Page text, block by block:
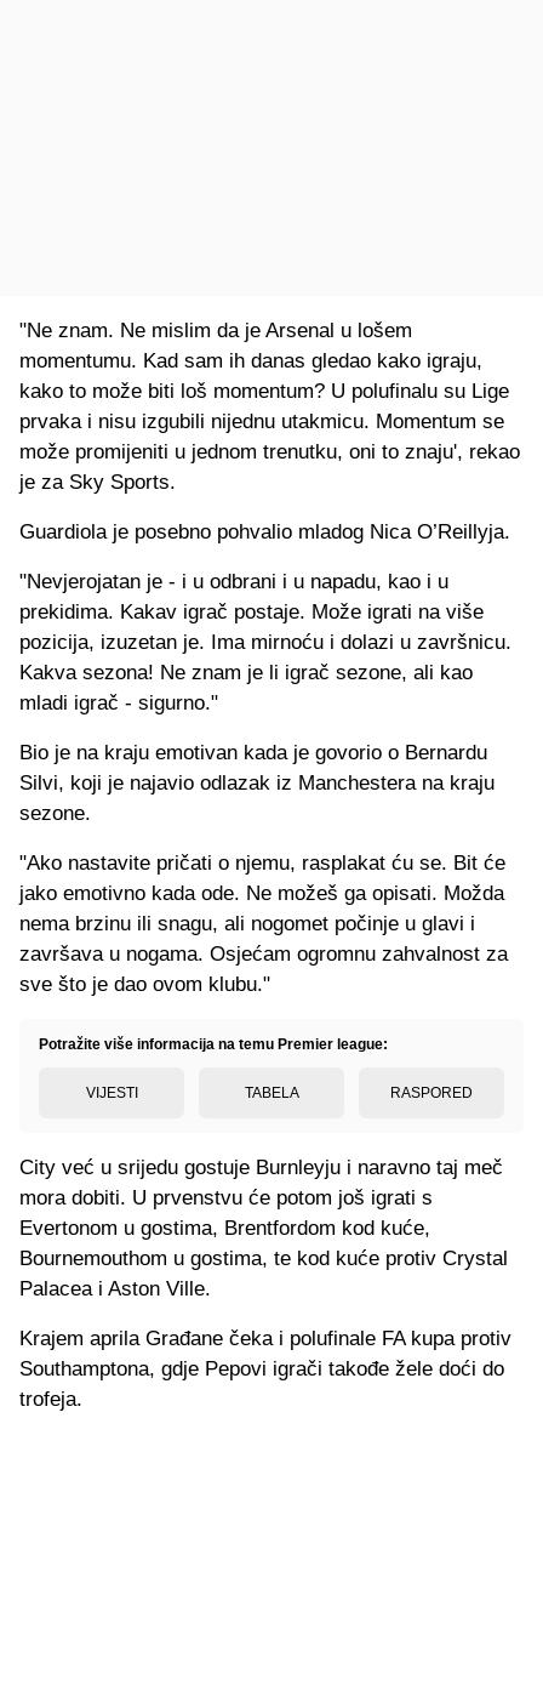
"Ne znam. Ne mislim da je Arsenal u lošem
momentumu. Kad sam ih danas gledao kako igraju,
kako to može biti loš momentum? U polufinalu su Lige
prvaka i nisu izgubili nijednu utakmicu. Momentum se
može promijeniti u jednom trenutku, oni to znaju', rekao
je za Sky Sports.
Guardiola je posebno pohvalio mladog Nica O’Reillyja.
"Nevjerojatan je - i u odbrani i u napadu, kao i u
prekidima. Kakav igrač postaje. Može igrati na više
pozicija, izuzetan je. Ima mirnoću i dolazi u završnicu.
Kakva sezona! Ne znam je li igrač sezone, ali kao
mladi igrač - sigurno."
Bio je na kraju emotivan kada je govorio o Bernardu
Silvi, koji je najavio odlazak iz Manchestera na kraju
sezone.
"Ako nastavite pričati o njemu, rasplakat ću se. Bit će
jako emotivno kada ode. Ne možeš ga opisati. Možda
nema brzinu ili snagu, ali nogomet počinje u glavi i
završava u nogama. Osjećam ogromnu zahvalnost za
sve što je dao ovom klubu."
Potražite više informacija na temu Premier league:
VIJESTI TABELA RASPORED
City već u srijedu gostuje Burnleyju i naravno taj meč
mora dobiti. U prvenstvu će potom još igrati s
Evertonom u gostima, Brentfordom kod kuće,
Bournemouthom u gostima, te kod kuće protiv Crystal
Palacea i Aston Ville.
Krajem aprila Građane čeka i polufinale FA kupa protiv
Southamptona, gdje Pepovi igrači takođe žele doći do
trofeja.